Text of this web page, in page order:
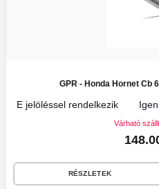
GPR - Honda Hornet Cb
E jelöléssel rendelkezik Igen
Várható
RÉSZLETEK